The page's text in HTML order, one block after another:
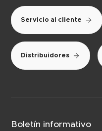
Servicio al cliente
Distribuidores
Boletín informativo